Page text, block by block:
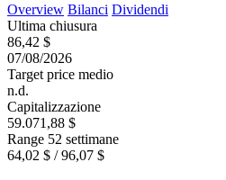
Overview Bilanci Dividendi
Ultima chiusura
86,42 $
07/08/2026
Target price medio
n.d.
Capitalizzazione
59.071,88 $
Range 52 settimane
64,02 $ / 96,07 $